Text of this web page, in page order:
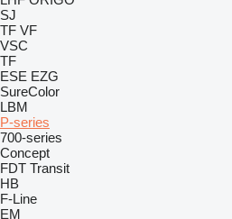
SJ
TF VF
VSC
TF
ESE EZG
SureColor
LBM
P-series
700-series
Concept
FDT Transit
HB
F-Line
EM